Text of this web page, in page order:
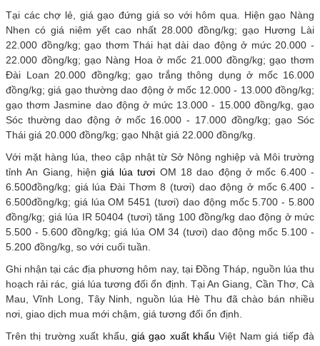
Tại các chợ lẻ, giá gạo đứng giá so với hôm qua. Hiện gạo Nàng
Nhen có giá niêm yết cao nhất 28.000 đồng/kg; gạo Hương Lài
22.000 đồng/kg; gạo thơm Thái hạt dài dao động ở mức 20.000 -
22.000 đồng/kg; gạo Nàng Hoa ở mốc 21.000 đồng/kg; gạo thơm
Đài Loan 20.000 đồng/kg; gạo trắng thông dụng ở mốc 16.000
đồng/kg; giá gạo thường dao động ở mốc 12.000 - 13.000 đồng/kg;
gạo thơm Jasmine dao động ở mức 13.000 - 15.000 đồng/kg, gạo
Sóc thường dao động ở mốc 16.000 - 17.000 đồng/kg; gạo Sóc
Thái giá 20.000 đồng/kg; gạo Nhật giá 22.000 đồng/kg.
Với mặt hàng lúa, theo cập nhật từ Sở Nông nghiệp và Môi trường
tỉnh An Giang, hiệngiá lúa tươi OM 18 dao động ở mốc 6.400 -
6.500đồng/kg; giá lúa Đài Thơm 8 (tươi) dao động ở mốc 6.400 -
6.500đồng/kg; giá lúa OM 5451 (tươi) dao động mốc 5.700 - 5.800
đồng/kg; giá lúa IR 50404 (tươi) tăng 100 đồng/kg dao động ở mức
5.500 - 5.600 đồng/kg; giá lúa OM 34 (tươi) dao động mốc 5.100 -
5.200 đồng/kg, so với cuối tuần.
Ghi nhận tại các địa phương hôm nay, tại Đồng Tháp, nguồn lúa thu
hoạch rải rác, giá lúa tương đối ổn định. Tại An Giang, Cần Thơ, Cà
Mau, Vĩnh Long, Tây Ninh, nguồn lúa Hè Thu đã chào bán nhiều
nơi, giao dịch mua mới chậm, giá tương đối ổn định.
Trên thị trường xuất khẩu, giá gạo xuất khẩu Việt Nam giá tiếp đà